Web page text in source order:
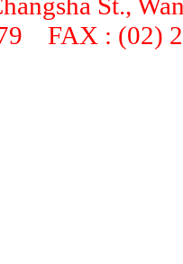
FAX : (02)